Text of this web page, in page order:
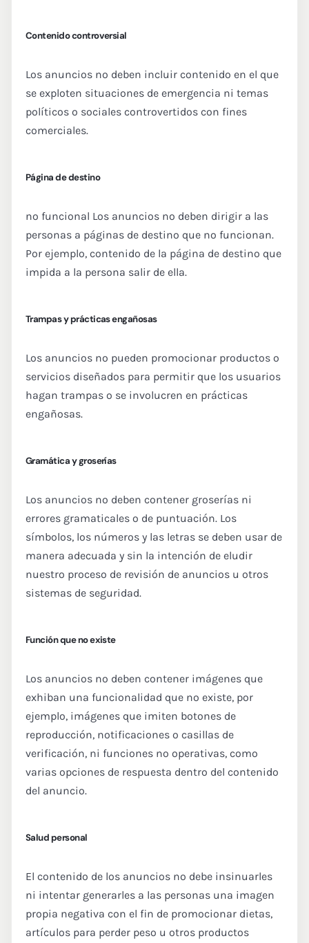
Contenido controversial
Los anuncios no deben incluir contenido en el que
se exploten situaciones de emergencia ni temas
políticos o sociales controvertidos con fines
comerciales.
Página de destino
no funcional Los anuncios no deben dirigir a las
personas a páginas de destino que no funcionan.
Por ejemplo, contenido de la página de destino que
impida a la persona salir de ella.
Trampas y prácticas engañosas
Los anuncios no pueden promocionar productos o
servicios diseñados para permitir que los usuarios
hagan trampas o se involucren en prácticas
engañosas.
Gramática y groserías
Los anuncios no deben contener groserías ni
errores gramaticales o de puntuación. Los
símbolos, los números y las letras se deben usar de
manera adecuada y sin la intención de eludir
nuestro proceso de revisión de anuncios u otros
sistemas de seguridad.
Función que no existe
Los anuncios no deben contener imágenes que
exhiban una funcionalidad que no existe, por
ejemplo, imágenes que imiten botones de
reproducción, notificaciones o casillas de
verificación, ni funciones no operativas, como
varias opciones de respuesta dentro del contenido
del anuncio.
Salud personal
El contenido de los anuncios no debe insinuarles
ni intentar generarles a las personas una imagen
propia negativa con el fin de promocionar dietas,
artículos para perder peso u otros productos